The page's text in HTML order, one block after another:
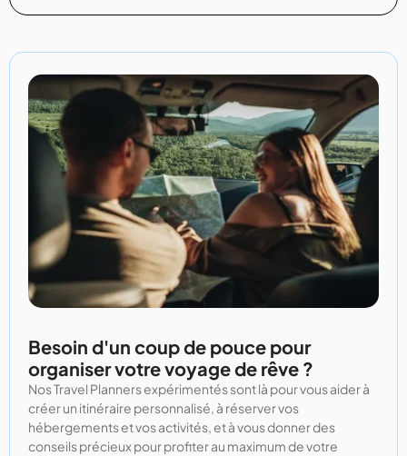
Besoin d'un coup de pouce pour
organiser votre voyage de rêve ?
Nos Travel Planners expérimentés sont là pour vous aider à
créer un itinéraire personnalisé, à réserver vos
hébergements et vos activités, et à vous donner des
conseils précieux pour profiter au maximum de votre